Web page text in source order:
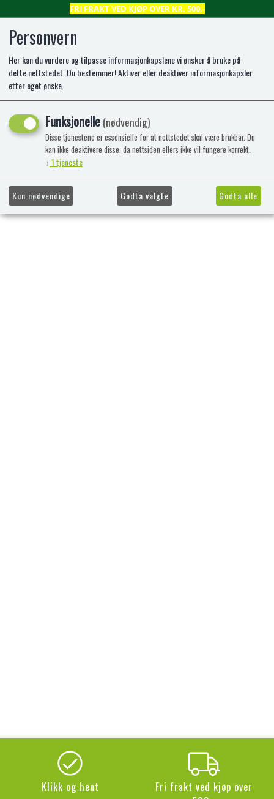
FRI FRAKT VED KJØP OVER KR. 500,-
0
Kunne ikke finne produktet
Forside
Klikk og hent
Fri frakt ved kjøp over
Personvern
Her kan du vurdere og tilpasse informasjonkapslene vi ønsker å bruke på
dette nettstedet. Du bestemmer! Aktiver eller deaktiver informasjonkapsler
etter eget ønske.
Funksjonelle(nødvendig)
Disse tjenestene er essensielle for at nettstedet skal være brukbar. Du
kan ikke deaktivere disse, da nettsiden ellers ikke vil fungere korrekt.
↓ 1tjeneste
Kun nødvendige Godta valgte Godta alle